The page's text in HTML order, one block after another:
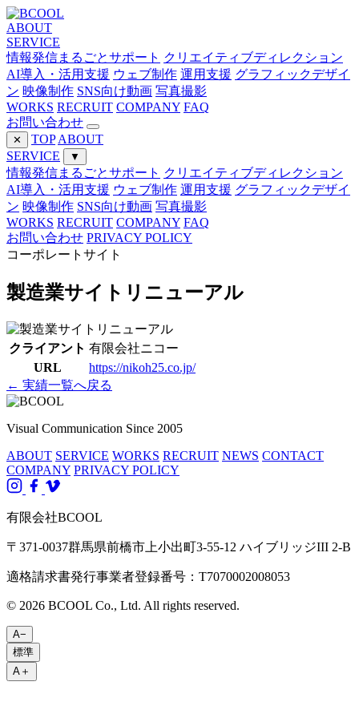
ABOUT
SERVICE
情報発信まるごとサポート クリエイティブディレクション
AI導入・活用支援 ウェブ制作 運用支援 グラフィックデザイ
ン 映像制作 SNS向け動画 写真撮影
WORKS RECRUIT COMPANY FAQ
お問い合わせ
✕ TOP ABOUT
SERVICE
▼
情報発信まるごとサポート クリエイティブディレクション
AI導入・活用支援 ウェブ制作 運用支援 グラフィックデザイ
ン 映像制作 SNS向け動画 写真撮影
WORKS RECRUIT COMPANY FAQ
お問い合わせ PRIVACY POLICY
コーポレートサイト
製造業サイトリニューアル
クライアント 有限会社ニコー
URL
https://nikoh25.co.jp/
← 実績一覧へ戻る
Visual Communication Since 2005
ABOUT SERVICE WORKS RECRUIT NEWS CONTACT
COMPANY PRIVACY POLICY
有限会社BCOOL
〒371-0037群馬県前橋市上小出町3-55-12 ハイブリッジIII 2-B
適格請求書発行事業者登録番号：T7070002008053
© 2026 BCOOL Co., Ltd. All rights reserved.
A−
標準
A＋